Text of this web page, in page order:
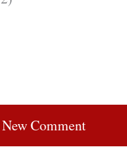
New Comment